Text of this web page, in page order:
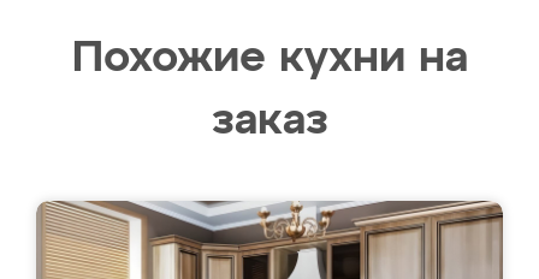
Похожие кухни на
заказ